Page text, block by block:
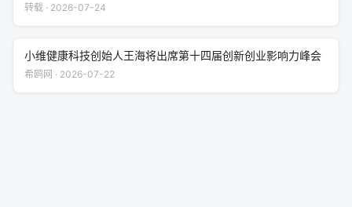
转载 · 2026-07-24
小维健康科技创始人王海将出席第十四届创新创业影响力峰会
希鸥网 · 2026-07-22